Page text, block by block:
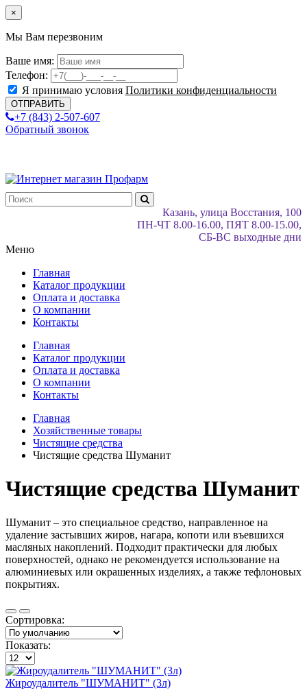
×
Мы Вам перезвоним
Ваше имя:
Телефон:
Я принимаю условия Политики конфиденциальности
+7 (843) 2-507-607
Обратный звонок
Казань, улица Восстания, 100
ПН-ЧТ 8.00-16.00, ПЯТ 8.00-15.00,
СБ-ВС выходные дни
Меню
Главная
Каталог продукции
Оплата и доставка
О компании
Контакты
Главная
Каталог продукции
Оплата и доставка
О компании
Контакты
Главная
Хозяйственные товары
Чистящие средства
Чистящие средства Шуманит
Чистящие средства Шуманит
Шуманит – это специальное средство, направленное на
удаление застывших жиров, нагара, копоти или въевшихся
масляных накоплений. Подходит практически для любых
поверхностей, однако не рекомендуется использование на
алюминиевых или окрашенных изделиях, а также тефлоновых
покрытиях.
Сортировка:
Показать:
Жироудалитель "ШУМАНИТ" (3л)